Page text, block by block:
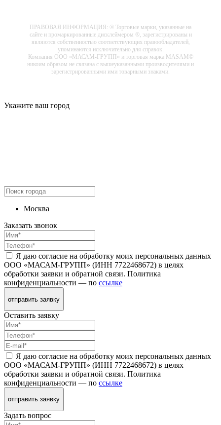
ПРАВОВАЯ ИНФОРМАЦИЯ: ® Торговые марки, указанные на
сайте и промаркированные дисклеймером ®, зарегистрированы и
являются собственностью соответствующих правообладателей,
упоминаются исключительно для справок.
Компания ООО «МАСАМ-ГРУПП» и торговая марка MASAM©
никоим образом не связана с вышеуказанными производителями и
зарегистрированными ими товарными знаками.
Укажите ваш город
Москва
Заказать звонок
Я даю согласие на обработку моих персональных данных
ООО «МАСАМ-ГРУПП» (ИНН 7722468672) в целях
обработки заявки и обратной связи. Политика
конфиденциальности — по ссылке
отправить заявку
Оставить заявку
Я даю согласие на обработку моих персональных данных
ООО «МАСАМ-ГРУПП» (ИНН 7722468672) в целях
обработки заявки и обратной связи. Политика
конфиденциальности — по ссылке
отправить заявку
Задать вопрос